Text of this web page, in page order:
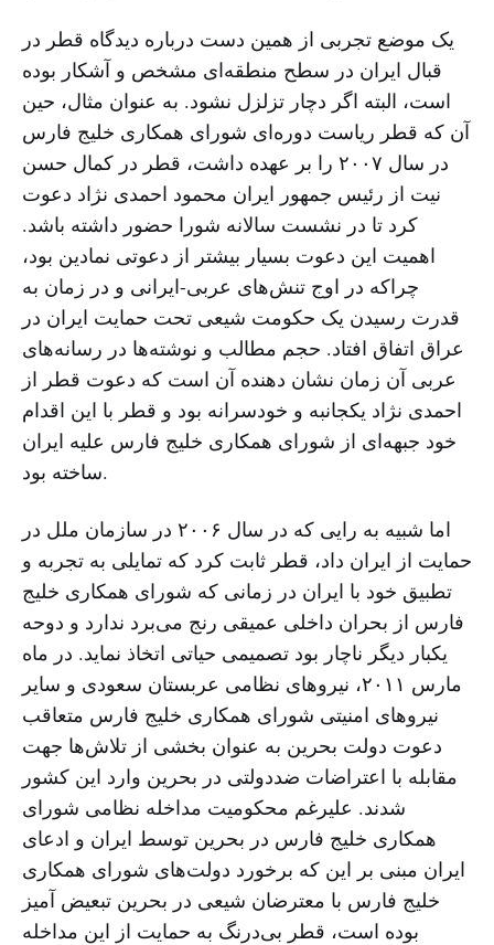
یک موضع تجربی از همین دست درباره دیدگاه قطر در
قبال ایران در سطح منطقه‌ای مشخص و آشکار بوده
است، البته اگر دچار تزلزل نشود. به عنوان مثال، حین
آن که قطر ریاست دوره‌ای شورای همکاری خلیج فارس
در سال ۲۰۰۷ را بر عهده داشت، قطر در کمال حسن
نیت از رئیس جمهور ایران محمود احمدی نژاد دعوت
کرد تا در نشست سالانه شورا حضور داشته باشد.
اهمیت این دعوت بسیار بیشتر از دعوتی نمادین بود،
چراکه در اوج تنش‌های عربی-ایرانی و در زمان به
قدرت رسیدن یک حکومت شیعی تحت حمایت ایران در
عراق اتفاق افتاد. حجم مطالب و نوشته‌ها در رسانه‌های
عربی آن زمان نشان دهنده آن است که دعوت قطر از
احمدی نژاد یکجانبه و خودسرانه بود و قطر با این اقدام
خود جبهه‌ای از شورای همکاری خلیج فارس علیه ایران
ساخته بود.
اما شبیه به رایی که در سال ۲۰۰۶ در سازمان ملل در
حمایت از ایران داد، قطر ثابت کرد که تمایلی به تجربه و
تطبیق خود با ایران در زمانی که شورای همکاری خلیج
فارس از بحران داخلی عمیقی رنج می‌برد ندارد و دوحه
یکبار دیگر ناچار بود تصمیمی حیاتی اتخاذ نماید. در ماه
مارس ۲۰۱۱، نیروهای نظامی عربستان سعودی و سایر
نیروهای امنیتی شورای همکاری خلیج فارس متعاقب
دعوت دولت بحرین به عنوان بخشی از تلاش‌ها جهت
مقابله با اعتراضات ضددولتی در بحرین وارد این کشور
شدند. علیرغم محکومیت مداخله نظامی شورای
همکاری خلیج فارس در بحرین توسط ایران و ادعای
ایران مبنی بر این‌ که برخورد دولت‌های شورای همکاری
خلیج فارس با معترضان شیعی در بحرین تبعیض آمیز
بوده است، قطر بی‌درنگ به حمایت از این مداخله